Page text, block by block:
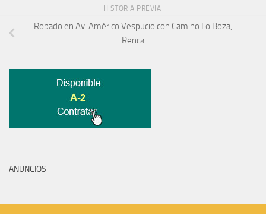
HISTORIA PREVIA
Robado en Av. Américo Vespucio con Camino Lo Boza,
Renca
ANUNCIOS